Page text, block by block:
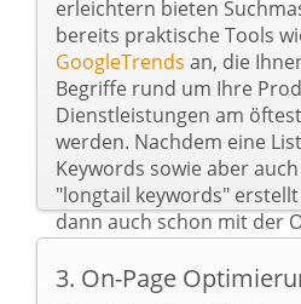
erleichtern bieten
bereits praktische Tools
GoogleTrends an, die
Begriffe rund um Ihre
Dienstleistungen am
werden. Nachdem eine
Keywords sowie aber
"longtail keywords"
dann auch schon mit der
3. On-Page